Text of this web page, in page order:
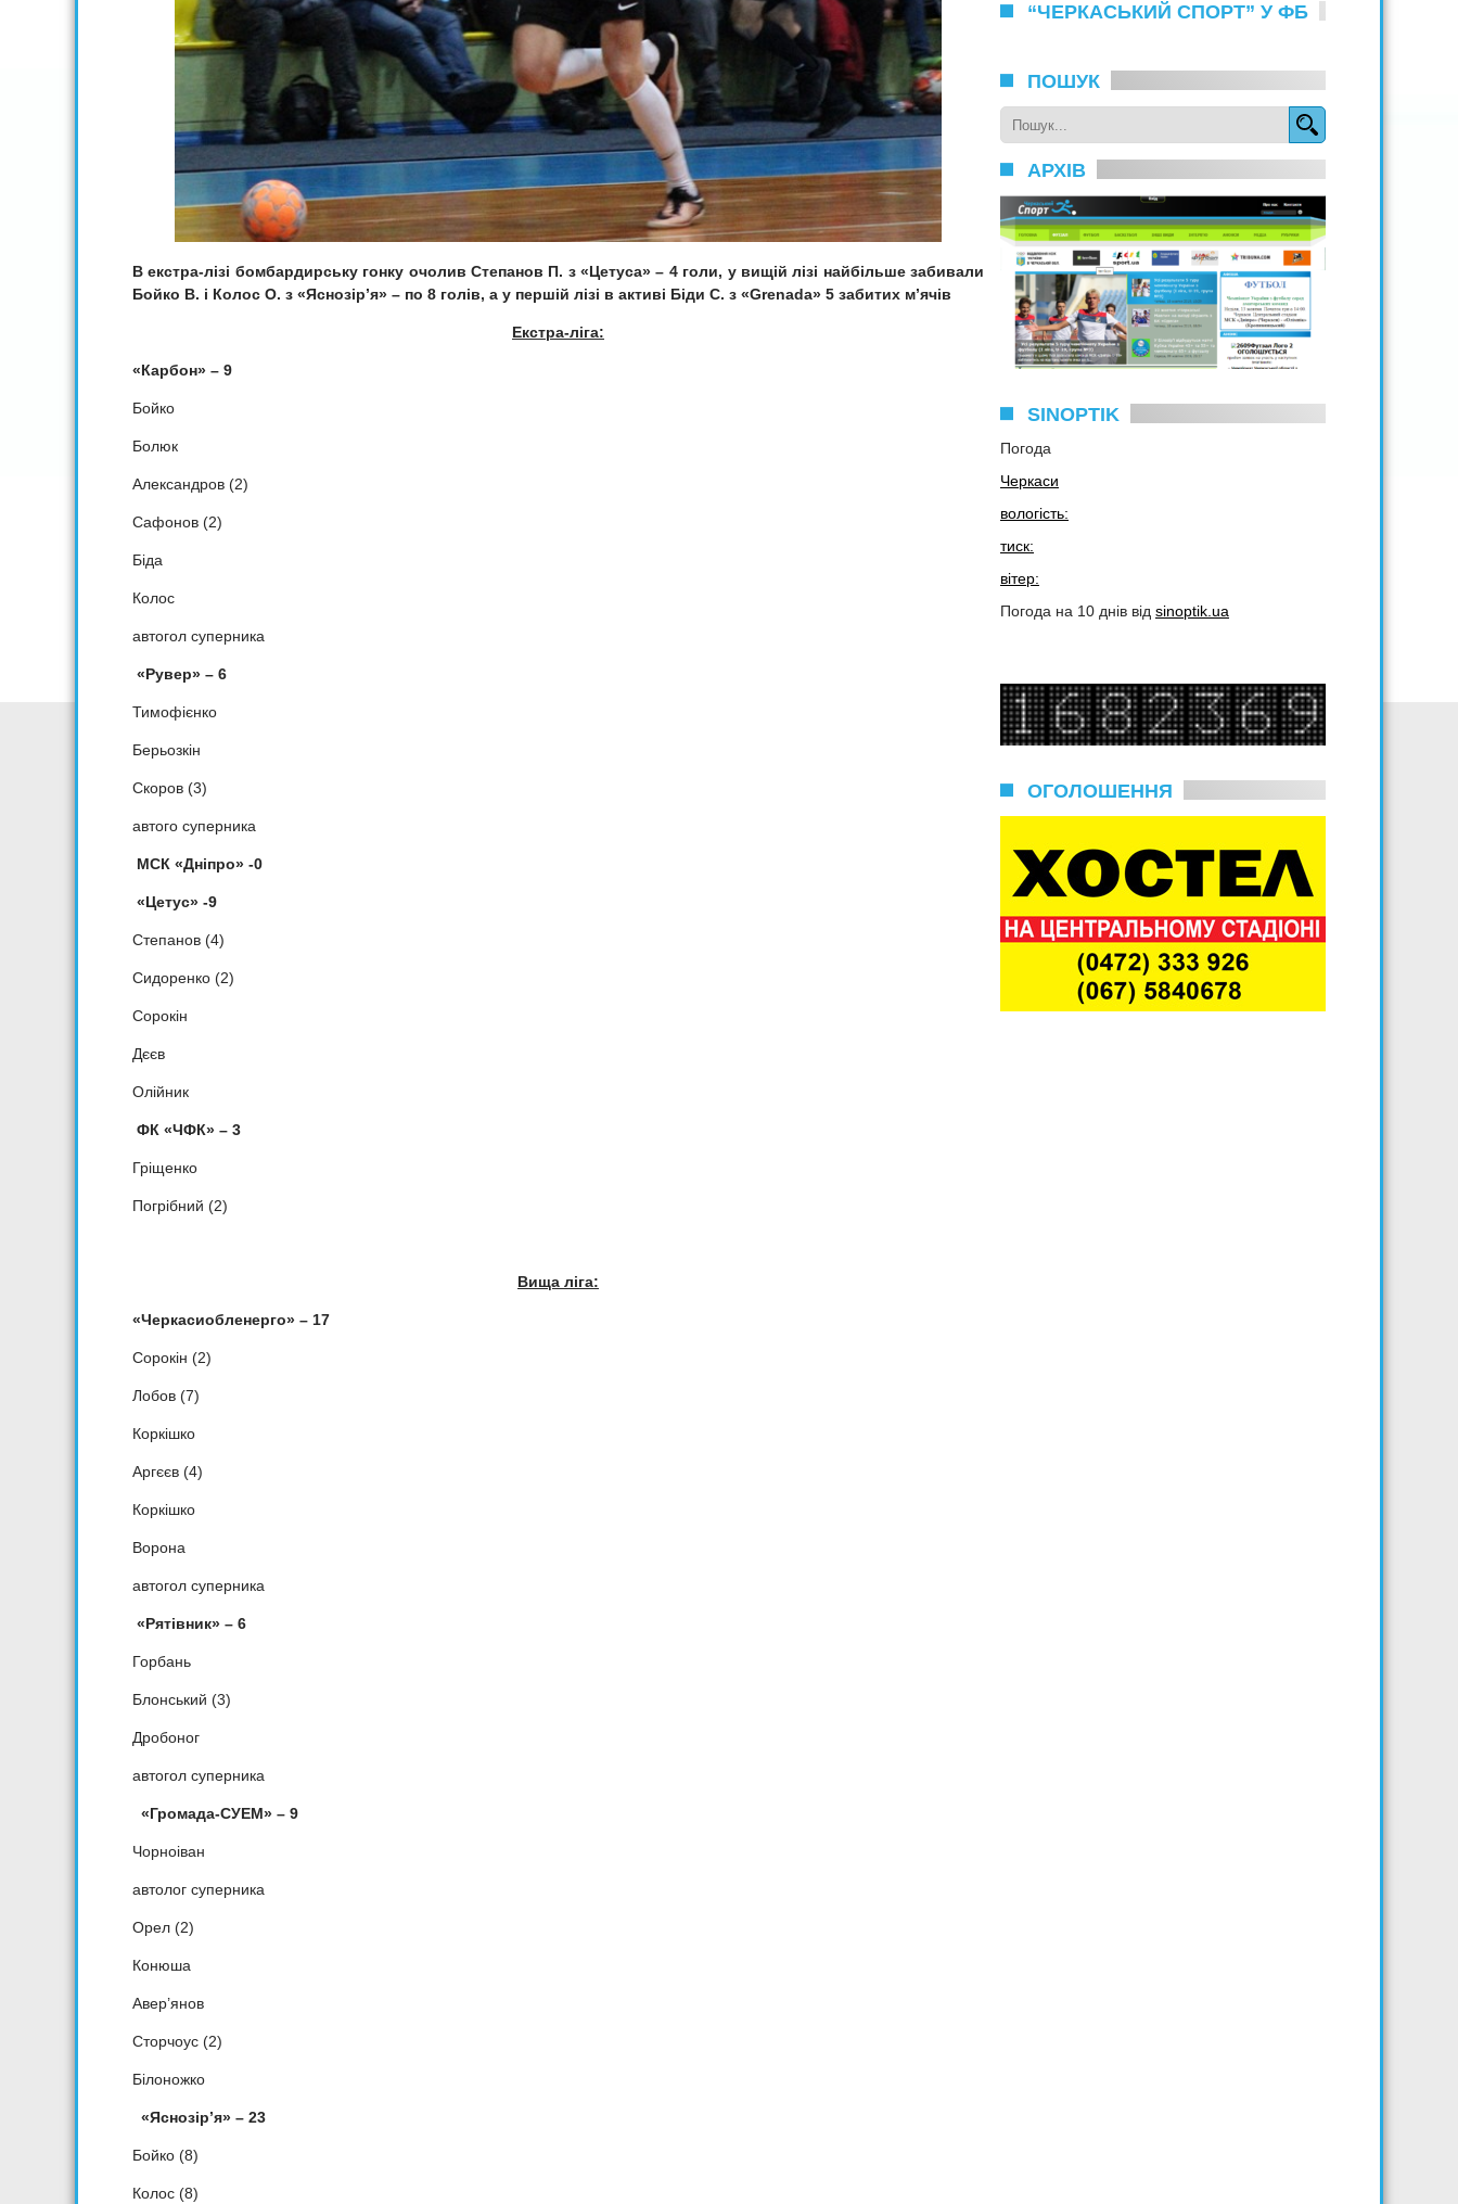
В екстра-лізі бомбардирську гонку очолив Степанов П. з «Цетуса» – 4 голи, у вищій лізі найбільше забивали
Бойко В. і Колос О. з «Яснозір’я» – по 8 голів, а у першій лізі в активі Біди С. з «Grenada» 5 забитих м’ячів
Екстра-ліга:
«Карбон» – 9
Бойко
Болюк
Александров (2)
Сафонов (2)
Біда
Колос
автогол суперника
«Рувер» – 6
Тимофієнко
Берьозкін
Скоров (3)
автого суперника
МСК «Дніпро» -0
«Цетус» -9
Степанов (4)
Сидоренко (2)
Сорокін
Дєєв
Олійник
ФК «ЧФК» – 3
Гріщенко
Погрібний (2)
Вища ліга:
«Черкасиобленерго» – 17
Сорокін (2)
Лобов (7)
Коркішко
Аргєєв (4)
Коркішко
Ворона
автогол суперника
«Рятівник» – 6
Горбань
Блонський (3)
Дробоног
автогол суперника
«Громада-СУЕМ» – 9
Чорноіван
автолог суперника
Орел (2)
Конюша
Авер’янов
Сторчоус (2)
Білоножко
«Яснозір’я» – 23
Бойко (8)
Колос (8)
“ЧЕРКАСЬКИЙ СПОРТ” У ФБ
ПОШУК
АРХІВ
SINOPTIK
Погода
Черкаси
вологість:
тиск:
вітер:
Погода на 10 днів від sinoptik.ua
ОГОЛОШЕННЯ